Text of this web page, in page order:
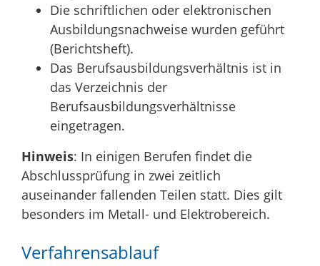
Die schriftlichen oder elektronischen
Ausbildungsnachweise wurden geführt
(Berichtsheft).
Das Berufsausbildungsverhältnis ist in
das Verzeichnis der
Berufsausbildungsverhältnisse
eingetragen.
Hinweis: In einigen Berufen findet die
Abschlussprüfung in zwei zeitlich
auseinander fallenden Teilen statt. Dies gilt
besonders im Metall- und Elektrobereich.
Verfahrensablauf